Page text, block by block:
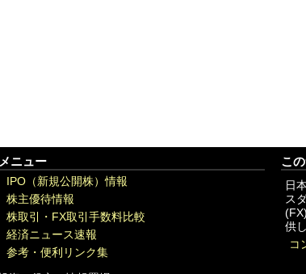
メニュー
IPO（新規公開株）情報
株主優待情報
株取引・FX取引手数料比較
経済ニュース速報
参考・便利リンク集
こ
日
ス
供
コ